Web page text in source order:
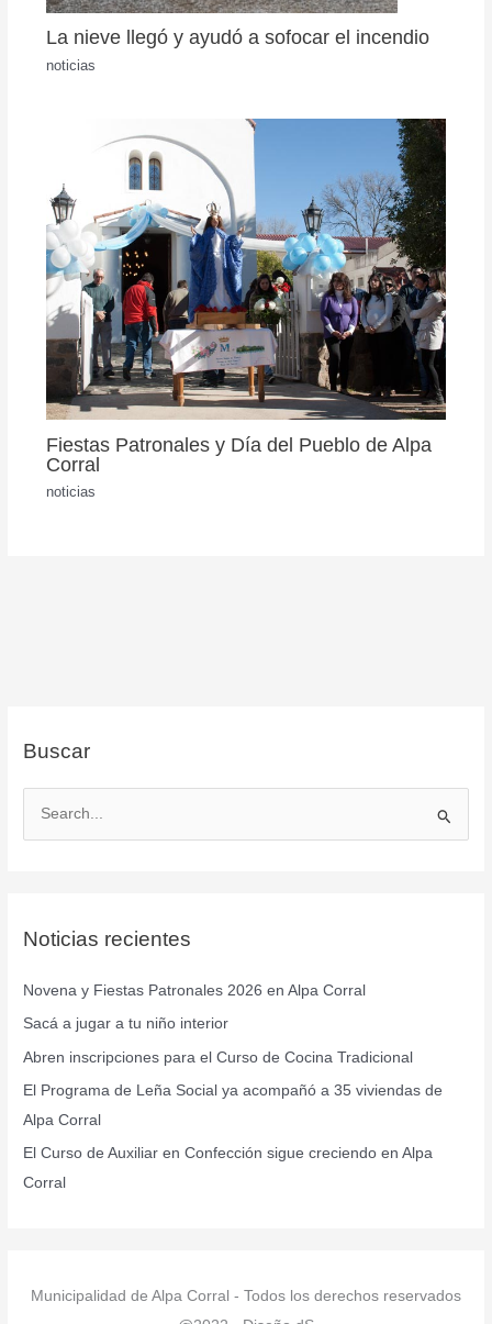
La nieve llegó y ayudó a sofocar el incendio
noticias
Fiestas Patronales y Día del Pueblo de Alpa
Corral
noticias
Buscar
a
p
o
r
:
Noticias recientes
Novena y Fiestas Patronales 2026 en Alpa Corral
Sacá a jugar a tu niño interior
Abren inscripciones para el Curso de Cocina Tradicional
El Programa de Leña Social ya acompañó a 35 viviendas de
Alpa Corral
El Curso de Auxiliar en Confección sigue creciendo en Alpa
Corral
Municipalidad de Alpa Corral - Todos los derechos reservados